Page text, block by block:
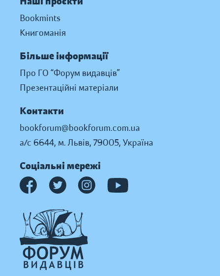
Bookmints
Книгоманія
Більше інформації
Про ГО “Форум видавців”
Презентаційні матеріали
Контакти
bookforum@bookforum.com.ua
а/с 6644, м. Львів, 79005, Україна
Соціальні мережі